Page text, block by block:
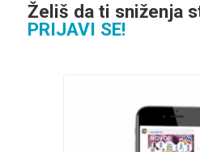
Želiš da ti sniženja
PRIJAVI SE!